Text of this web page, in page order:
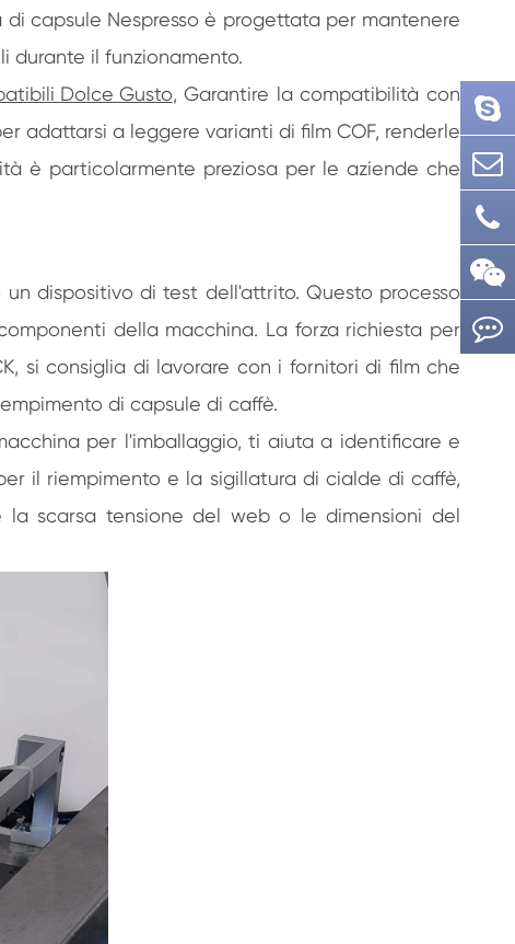
capsule Nespresso è progettata per mantenere
durante il funzionamento.
Dolce Gusto, Garantire la compatibilità con
adattarsi a leggere varianti di film COF, renderle
è particolarmente preziosa per le aziende che
dispositivo di test dell'attrito. Questo processo
della macchina. La forza richiesta per
si consiglia di lavorare con i fornitori di film che
di capsule di caffè.
per l'imballaggio, ti aiuta a identificare e
il riempimento e la sigillatura di cialde di caffè,
la scarsa tensione del web o le dimensioni del